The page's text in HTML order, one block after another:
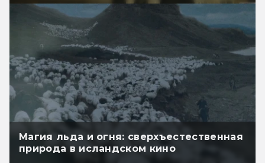
Магия льда и огня: сверхъестественная
природа в исландском кино